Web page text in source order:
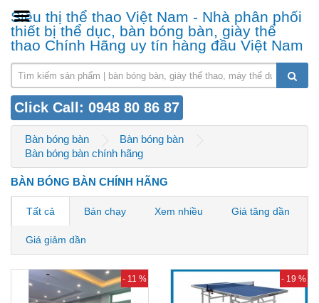
Siêu thị thể thao Việt Nam - Nhà phân phối
thiết bị thể dục, bàn bóng bàn, giày thể
thao Chính Hãng uy tín hàng đầu Việt Nam
Click Call: 0948 80 86 87
Bàn bóng bàn
Bàn bóng bàn
Bàn bóng bàn chính hãng
BÀN BÓNG BÀN CHÍNH HÃNG
Tất cả Bán chạy Xem nhiều Giá tăng dần
Giá giảm dần
- 11 % - 19 %